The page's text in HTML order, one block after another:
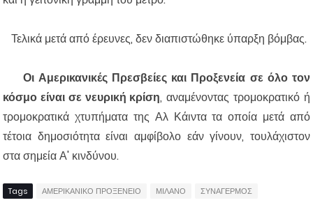
Τελικά μετά από έρευνες, δεν διαπιστώθηκε ύπαρξη βόμβας.
Οι Αμερικανικές Πρεσβείες και Προξενεία σε όλο τον
κόσμο είναι σε νευρική κρίση, αναμένοντας τρομοκρατικό ή
τρομοκρατικά χτυπήματα της Αλ Κάιντα τα οποία μετά από
τέτοια δημοσιότητα είναι αμφίβολο εάν γίνουν, τουλάχιστον
στα σημεία Α' κινδύνου.
Tags ΑΜΕΡΙΚΑΝΙΚΟ ΠΡΟΞΕΝΕΙΟ ΜΙΛΑΝΟ ΣΥΝΑΓΕΡΜΟΣ